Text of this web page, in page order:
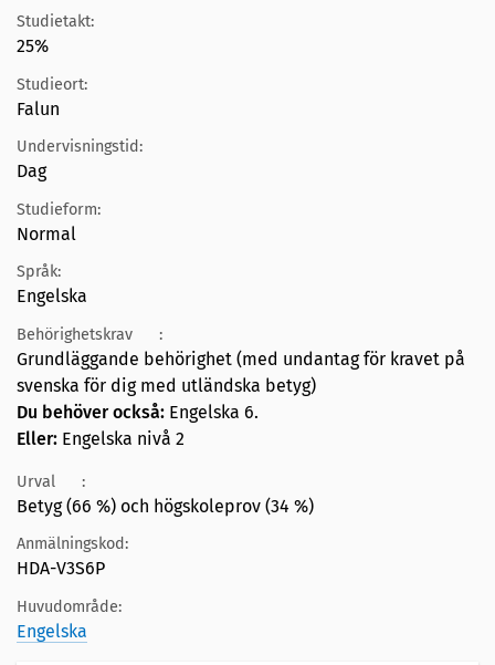
Studietakt:
25%
Studieort:
Falun
Undervisningstid:
Dag
Studieform:
Normal
Språk:
Engelska
Behörighetskrav :
Grundläggande behörighet (med undantag för kravet på
svenska för dig med utländska betyg)
Du behöver också: Engelska 6.
Eller: Engelska nivå 2
Urval :
Betyg (66 %) och högskoleprov (34 %)
Anmälningskod:
HDA-V3S6P
Huvudområde:
Engelska